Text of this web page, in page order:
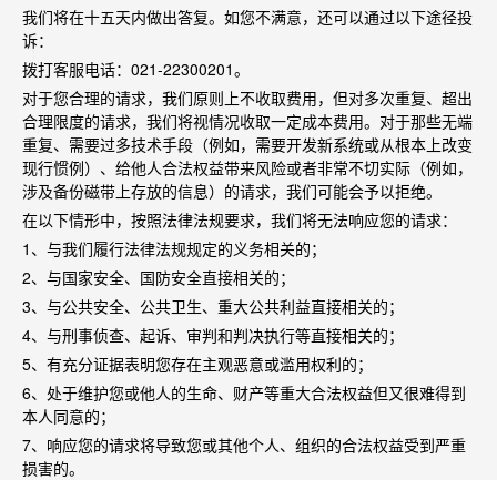
我们将在十五天内做出答复。如您不满意，还可以通过以下途径投
诉：
拨打客服电话： 021-22300201。
对于您合理的请求，我们原则上不收取费用，但对多次重复、超出
合理限度的请求，我们将视情况收取一定成本费用。对于那些无端
重复、需要过多技术手段（例如，需要开发新系统或从根本上改变
现行惯例）、给他人合法权益带来风险或者非常不切实际（例如，
涉及备份磁带上存放的信息）的请求，我们可能会予以拒绝。
在以下情形中，按照法律法规要求，我们将无法响应您的请求：
1 、与我们履行法律法规规定的义务相关的；
2、与国家安全、国防安全直接相关的；
3、与公共安全、公共卫生、重大公共利益直接相关的；
4、与刑事侦查、起诉、审判和判决执行等直接相关的；
5、有充分证据表明您存在主观恶意或滥用权利的；
6、处于维护您或他人的生命、财产等重大合法权益但又很难得到
本人同意的；
7、响应您的请求将导致您或其他个人、组织的合法权益受到严重
损害的。